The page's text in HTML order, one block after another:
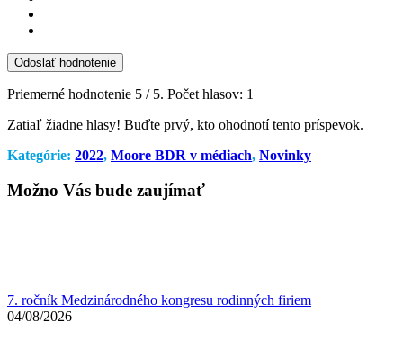
Odoslať hodnotenie
Priemerné hodnotenie 5 / 5. Počet hlasov: 1
Zatiaľ žiadne hlasy! Buďte prvý, kto ohodnotí tento príspevok.
Kategórie: 2022, Moore BDR v médiach, Novinky
Možno Vás bude zaujímať
7. ročník Medzinárodného kongresu rodinných firiem
04/08/2026